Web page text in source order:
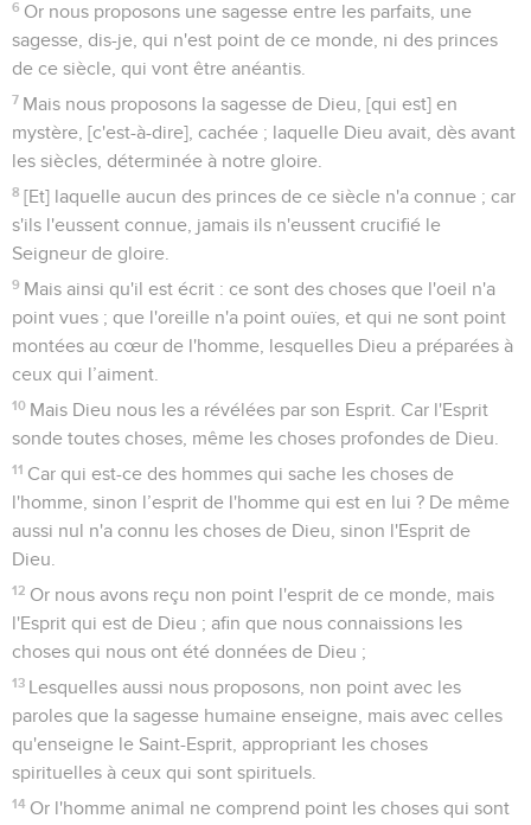
6 Or nous proposons une sagesse entre les parfaits, une
sagesse, dis-je, qui n'est point de ce monde, ni des princes
de ce siècle, qui vont être anéantis.
7 Mais nous proposons la sagesse de Dieu, [qui est] en
mystère, [c'est-à-dire], cachée ; laquelle Dieu avait, dès avant
les siècles, déterminée à notre gloire.
8 [Et] laquelle aucun des princes de ce siècle n'a connue ; car
s'ils l'eussent connue, jamais ils n'eussent crucifié le
Seigneur de gloire.
9 Mais ainsi qu'il est écrit : ce sont des choses que l'oeil n'a
point vues ; que l'oreille n'a point ouïes, et qui ne sont point
montées au cœur de l'homme, lesquelles Dieu a préparées à
ceux qui l’aiment.
10 Mais Dieu nous les a révélées par son Esprit. Car l'Esprit
sonde toutes choses, même les choses profondes de Dieu.
11 Car qui est-ce des hommes qui sache les choses de
l'homme, sinon l’esprit de l'homme qui est en lui ? De même
aussi nul n'a connu les choses de Dieu, sinon l'Esprit de
Dieu.
12 Or nous avons reçu non point l'esprit de ce monde, mais
l'Esprit qui est de Dieu ; afin que nous connaissions les
choses qui nous ont été données de Dieu ;
13 Lesquelles aussi nous proposons, non point avec les
paroles que la sagesse humaine enseigne, mais avec celles
qu'enseigne le Saint-Esprit, appropriant les choses
spirituelles à ceux qui sont spirituels.
14 Or l'homme animal ne comprend point les choses qui sont